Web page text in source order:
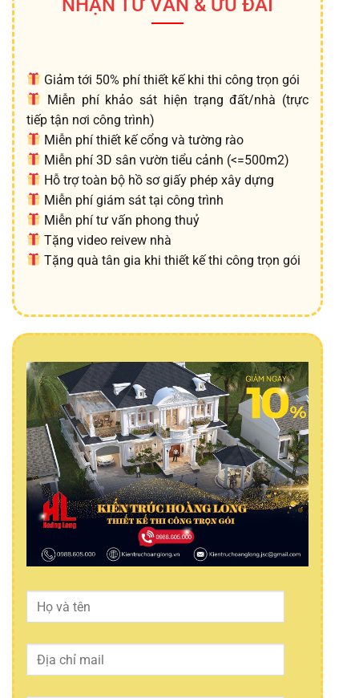
NHẬN TƯ VẤN & ƯU ĐÃI
Giảm tới 50% phí thiết kế khi thi công trọn gói
Miễn phí khảo sát hiện trạng đất/nhà (trực
tiếp tận nơi công trình)
Miễn phí thiết kế cổng và tường rào
Miễn phí 3D sân vườn tiểu cảnh (<=500m2)
Hỗ trợ toàn bộ hồ sơ giấy phép xây dựng
Miễn phí giám sát tại công trình
Miễn phí tư vấn phong thuỷ
Tặng video reivew nhà
Tặng quà tân gia khi thiết kế thi công trọn gói